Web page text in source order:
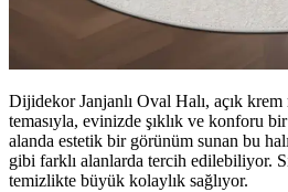
Dijidekor Janjanlı Oval Halı, açık
temasıyla, evinizde şıklık ve konforu
alanda estetik bir görünüm sunan bu
gibi farklı alanlarda tercih edilebiliyor.
temizlikte büyük kolaylık sağlıyor.